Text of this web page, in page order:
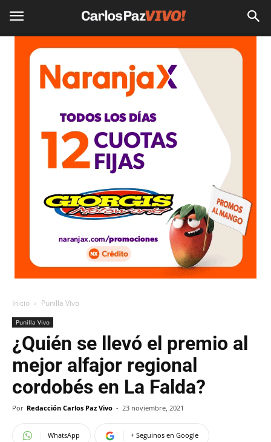
Inicio Punilla Vivo
Punilla Vivo
¿Quién se llevó el premio al
mejor alfajor regional
cordobés en La Falda?
Por Redacción Carlos Paz Vivo - 23 noviembre, 2021
WhatsApp + Seguinos en Google